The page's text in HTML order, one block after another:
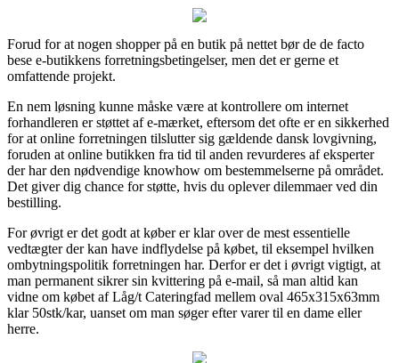
Forud for at nogen shopper på en butik på nettet bør de de facto
bese e-butikkens forretningsbetingelser, men det er gerne et
omfattende projekt.
En nem løsning kunne måske være at kontrollere om internet
forhandleren er støttet af e-mærket, eftersom det ofte er en sikkerhed
for at online forretningen tilslutter sig gældende dansk lovgivning,
foruden at online butikken fra tid til anden revurderes af eksperter
der har den nødvendige knowhow om bestemmelserne på området.
Det giver dig chance for støtte, hvis du oplever dilemmaer ved din
bestilling.
For øvrigt er det godt at køber er klar over de mest essentielle
vedtægter der kan have indflydelse på købet, til eksempel hvilken
ombytningspolitik forretningen har. Derfor er det i øvrigt vigtigt, at
man permanent sikrer sin kvittering på e-mail, så man altid kan
vidne om købet af Låg/t Cateringfad mellem oval 465x315x63mm
klar 50stk/kar, uanset om man søger efter varer til en dame eller
herre.